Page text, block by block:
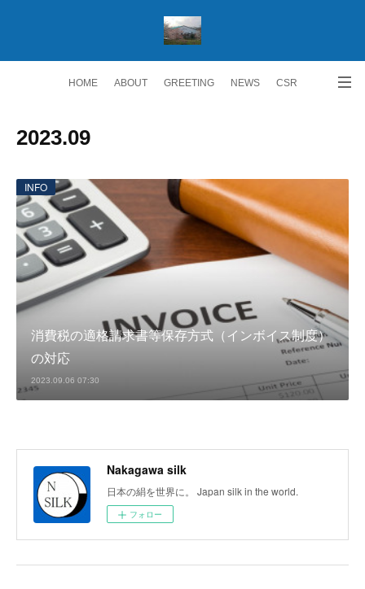
HOME ABOUT GREETING NEWS CSR
2023.09
INFO
消費税の適格請求書等保存方式（インボイス制度）
の対応
2023.09.06 07:30
Nakagawa silk
日本の絹を世界に。 Japan silk in the world.
フォロー